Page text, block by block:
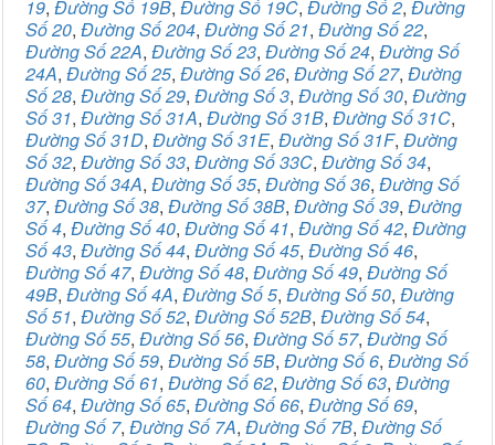
19, Đường Số 19B, Đường Số 19C, Đường Số 2, Đường
Số 20, Đường Số 204, Đường Số 21, Đường Số 22,
Đường Số 22A, Đường Số 23, Đường Số 24, Đường Số
24A, Đường Số 25, Đường Số 26, Đường Số 27, Đường
Số 28, Đường Số 29, Đường Số 3, Đường Số 30, Đường
Số 31, Đường Số 31A, Đường Số 31B, Đường Số 31C,
Đường Số 31D, Đường Số 31E, Đường Số 31F, Đường
Số 32, Đường Số 33, Đường Số 33C, Đường Số 34,
Đường Số 34A, Đường Số 35, Đường Số 36, Đường Số
37, Đường Số 38, Đường Số 38B, Đường Số 39, Đường
Số 4, Đường Số 40, Đường Số 41, Đường Số 42, Đường
Số 43, Đường Số 44, Đường Số 45, Đường Số 46,
Đường Số 47, Đường Số 48, Đường Số 49, Đường Số
49B, Đường Số 4A, Đường Số 5, Đường Số 50, Đường
Số 51, Đường Số 52, Đường Số 52B, Đường Số 54,
Đường Số 55, Đường Số 56, Đường Số 57, Đường Số
58, Đường Số 59, Đường Số 5B, Đường Số 6, Đường Số
60, Đường Số 61, Đường Số 62, Đường Số 63, Đường
Số 64, Đường Số 65, Đường Số 66, Đường Số 69,
Đường Số 7, Đường Số 7A, Đường Số 7B, Đường Số